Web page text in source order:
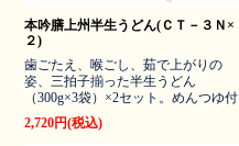
本吟膳上州半生うどん(ＣＴ－３Ｎ×
２)
歯ごたえ、喉ごし、茹で上がりの
姿、三拍子揃った半生うどん
（300g×3袋）×2セット。めんつゆ付
2,720円(税込)